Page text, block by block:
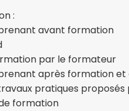
:
avant formation
par le formateur
après formation et
pratiques
formation